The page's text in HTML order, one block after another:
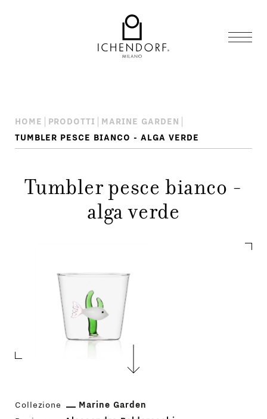
HOME PRODOTTI
MARINE GARDEN
TUMBLER PESCE BIANCO - ALGA VERDE
Tumbler pesce bianco -
alga verde
Collezione
Marine Garden